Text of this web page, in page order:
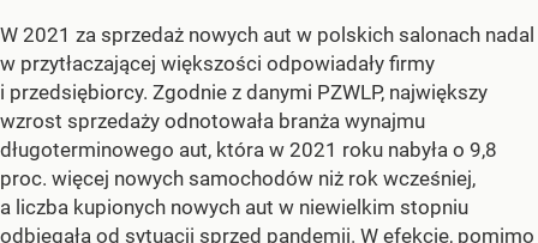
W 2021 za sprzedaż nowych aut w polskich salonach nadal
w przytłaczającej większości odpowiadały firmy
i przedsiębiorcy. Zgodnie z danymi PZWLP, największy
wzrost sprzedaży odnotowała branża wynajmu
długoterminowego aut, która w 2021 roku nabyła o 9,8
proc. więcej nowych samochodów niż rok wcześniej,
a liczba kupionych nowych aut w niewielkim stopniu
odbiegała od sytuacji sprzed pandemii. W efekcie, pomimo